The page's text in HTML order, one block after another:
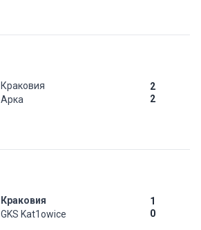
Краковия
2
2
Арка
Краковия
1
0
GKS Kat1owice